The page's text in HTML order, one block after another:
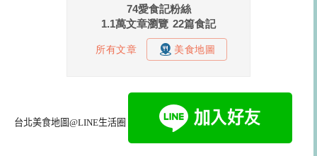
台北美食地圖@LINE生活圈